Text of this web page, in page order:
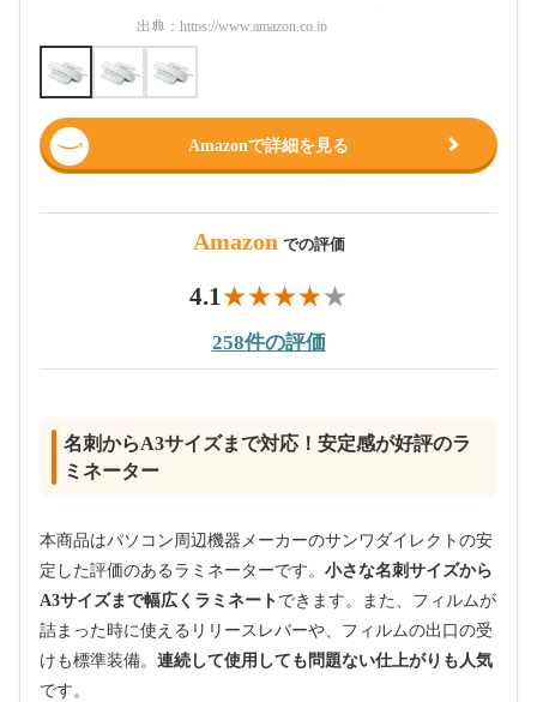
出典： https://www.amazon.co.jp
Amazonで詳細を見る
Amazon での評価
4.1
258件の評価
名刺からA3サイズまで対応！安定感が好評のラ
ミネーター
本商品はパソコン周辺機器メーカーのサンワダイレクトの安
定した評価のあるラミネーターです。 小さな名刺サイズから
A3サイズまで幅広くラミネート できます。また、フィルムが
詰まった時に使えるリリースレバーや、フィルムの出口の受
けも標準装備。 連続して使用しても問題ない仕上がりも人気
です。